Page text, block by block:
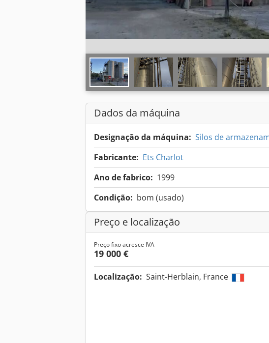
Dados da máquina
Designação da máquina: Silos de
Fabricante: Ets Charlot
Ano de fabrico: 1999
Condição: bom (usado)
Preço e localização
Preço fixo acresce IVA
19 000 €
Localização: Saint-Herblain, France